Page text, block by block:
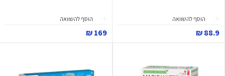
הוסף להשוואה
88.9 ₪
הוסף להשוואה
169 ₪